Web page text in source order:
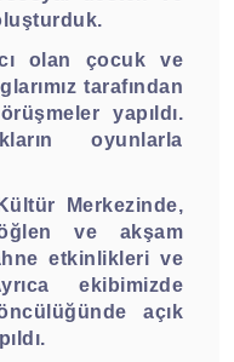
olan çocuk ve
tarafından
yapıldı.
oyunlarla
Merkezinde,
ve akşam
etkinlikleri ve
ekibimizde
açık